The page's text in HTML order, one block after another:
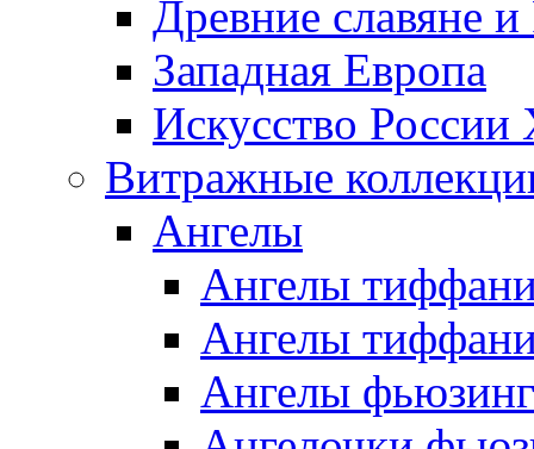
Древние славяне и
Западная Европа
Искусство
Витражные
Ангелы
Ангелы
Ангелы
Ангелы фьюзинг